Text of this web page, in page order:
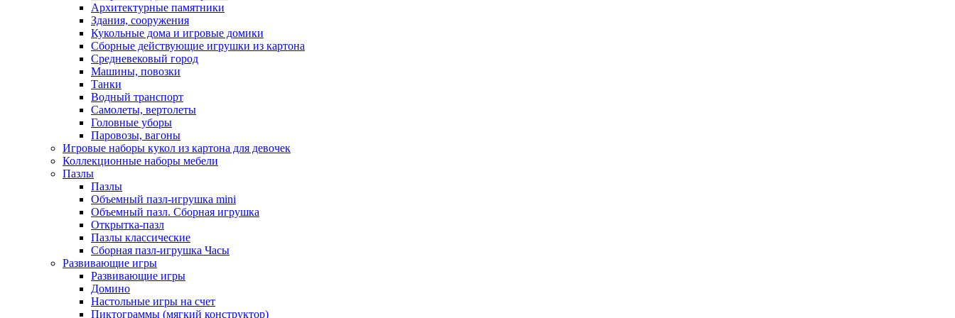
Архитектурные памятники
Здания, сооружения
Кукольные дома и игровые домики
Сборные действующие игрушки из картона
Средневековый город
Машины, повозки
Танки
Водный транспорт
Самолеты, вертолеты
Головные уборы
Паровозы, вагоны
Игровые наборы кукол из картона для девочек
Коллекционные наборы мебели
Пазлы
Пазлы
Объемный пазл-игрушка mini
Объемный пазл. Сборная игрушка
Открытка-пазл
Пазлы классические
Сборная пазл-игрушка Часы
Развивающие игры
Развивающие игры
Домино
Настольные игры на счет
Пиктограммы (мягкий конструктор)